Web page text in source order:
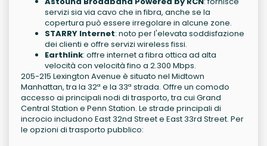
servizi sia via cavo che in fibra, anche se la
copertura può essere irregolare in alcune zone.
STARRY Internet: noto per l'elevata soddisfazione
dei clienti e offre servizi wireless fissi.
Earthlink: offre internet a fibra ottica ad alta
velocità con velocità fino a 2.300 Mbps.
205-215 Lexington Avenue è situato nel Midtown
Manhattan, tra la 32ª e la 33ª strada. Offre un comodo
accesso ai principali nodi di trasporto, tra cui Grand
Central Station e Penn Station. Le strade principali di
incrocio includono East 32nd Street e East 33rd Street. Per
le opzioni di trasporto pubblico: